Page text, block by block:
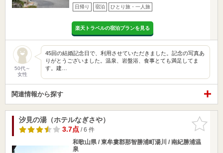
日帰り 宿泊 ひとり旅・一人旅
楽天トラベルの宿泊プランを見る
50代～
女性
45回の結婚記念日で、利用させていただきました。記念の写真あ
りがとうございました。温泉、岩盤浴、食事とても満足してま
す。建…
関連情報から探す
お気に入
りに追加
汐見の湯（ホテルなぎさや）
3.7点/ 6 件
和歌山県 / 東牟婁郡那智勝浦町湯川 / 南紀勝浦温
泉